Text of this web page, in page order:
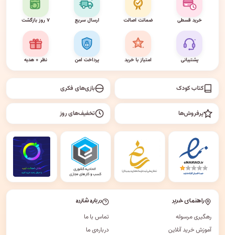
خرید قسطی ضمانت اصالت ارسال سریع ۷ روز بازگشت
پشتیبانی امتیاز با خرید پرداخت امن نظر + هدیه
کتاب کودک بازی‌های فکری
پرفروش‌ها تخفیف‌های روز
راهنمای خرید
رهگیری مرسوله
آموزش خرید آنلاین
درباره شازده
تماس با ما
درباره‌ی ما